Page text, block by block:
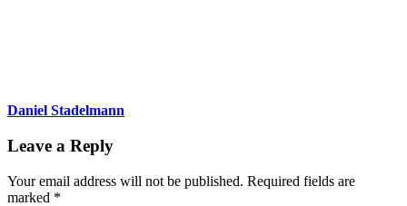
Daniel Stadelmann
Leave a Reply
Your email address will not be published. Required fields are
marked *